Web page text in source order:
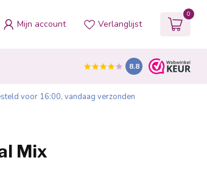
Mijn account Verlanglijst
0
8.8
voor 16:00, vandaag verzonden
Mix